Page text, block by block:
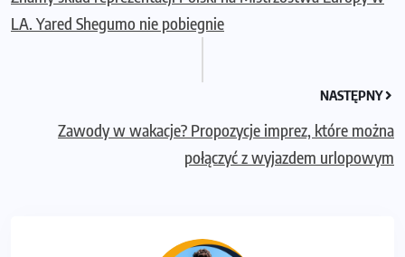
LA. Yared Shegumo nie pobiegnie
NASTĘPNY
Zawody w wakacje? Propozycje imprez, które można
połączyć z wyjazdem urlopowym